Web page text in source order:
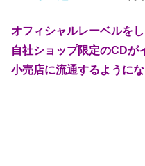
オフィシャルレーベルを
自社ショップ限定のCDが
小売店に流通するように